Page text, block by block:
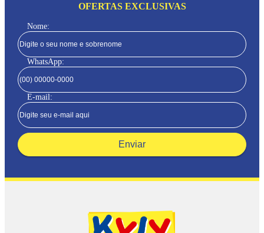
OFERTAS EXCLUSIVAS
Nome:
WhatsApp:
E-mail:
Enviar